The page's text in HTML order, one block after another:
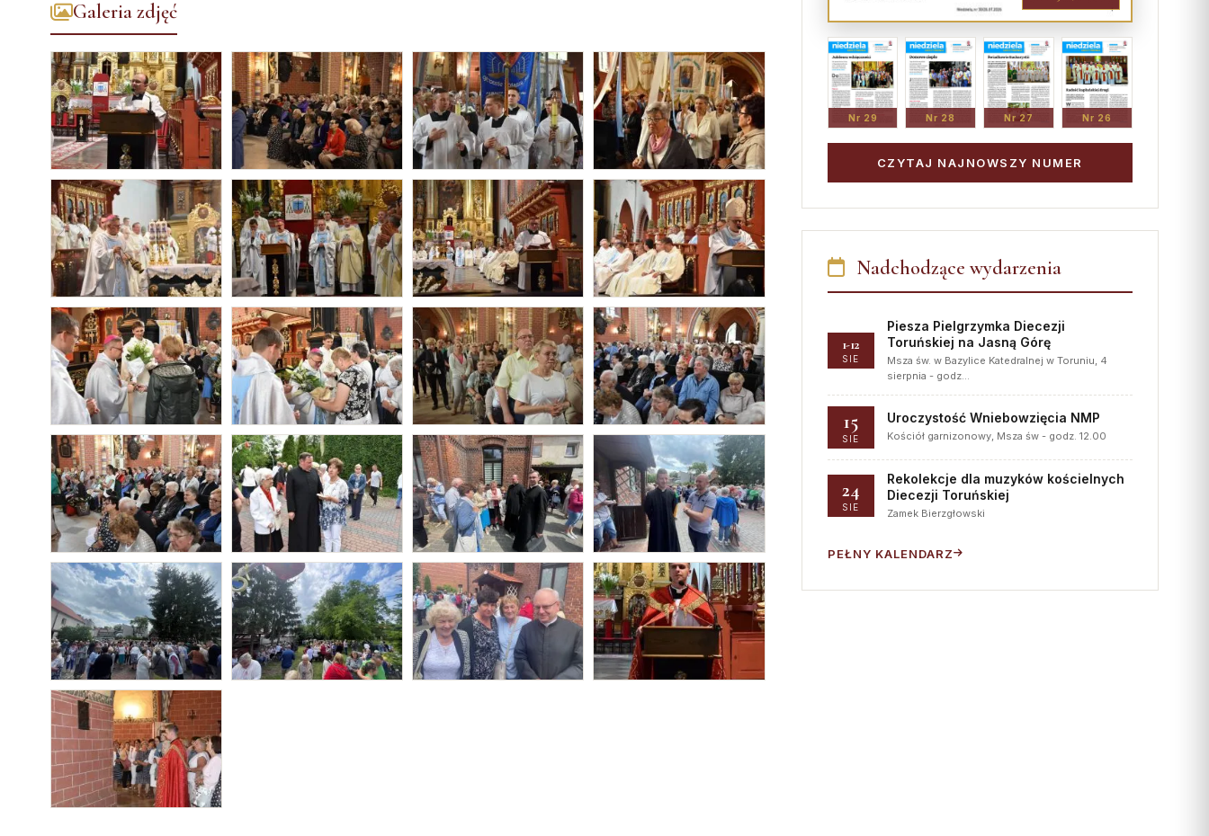
Galeria zdjęć
Nr 29 Nr 28 Nr 27 Nr 26
CZYTAJ NAJNOWSZY NUMER
Nadchodzące wydarzenia
1-12
SIE
Piesza Pielgrzymka Diecezji
Toruńskiej na Jasną Górę
Msza św. w Bazylice Katedralnej w Toruniu, 4
sierpnia - godz…
15
SIE
Uroczystość Wniebowzięcia NMP
Kościół garnizonowy, Msza św - godz. 12.00
24
SIE
Rekolekcje dla muzyków kościelnych
Diecezji Toruńskiej
Zamek Bierzgłowski
PEŁNY KALENDARZ